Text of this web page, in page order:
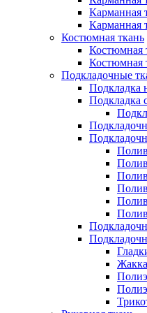
Карманная
Карманная
Костюмная ткань
Костюмная
Костюмная
Подкладочные
Подкладка
Подкладка